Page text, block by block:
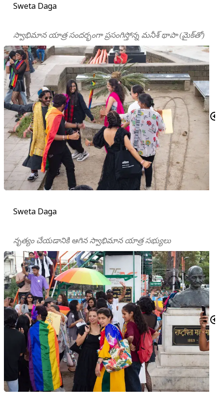
Sweta Daga
స్వాభిమాన యాత్ర సందర్భంగా ప్రసంగిస్తోన్న మనీశ్ థాపా (మైక్‌తో)
Sweta Daga
నృత్యం చేయడానికి ఆగిన స్వాభిమాన యాత్ర సభ్యులు